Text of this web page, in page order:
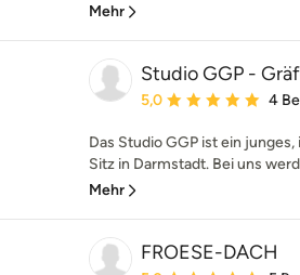
Mehr
Studio GGP -
Durchschnittliche
5,0 4
Das Studio GGP ist ein
Sitz in Darmstadt. Bei uns
Mehr
FROESE-DACH